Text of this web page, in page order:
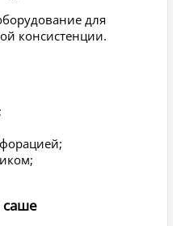
для
консистенции.
саше